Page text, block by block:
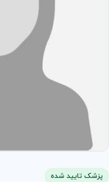
پزشک تایید شده